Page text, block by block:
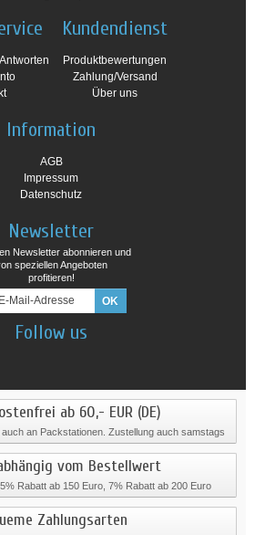
Kundendienst
Produktbewertungen
Zahlung/Versand
Über uns
Information
AGB
Impressum
Datenschutz
Newsletter
Newsletter abonnieren und
speziellen Angeboten
profitieren!
Follow us
ab 60,- EUR (DE)
an Packstationen. Zustellung auch samstags
vom Bestellwert
Rabatt ab 150 Euro, 7% Rabatt ab 200 Euro
Zahlungsarten